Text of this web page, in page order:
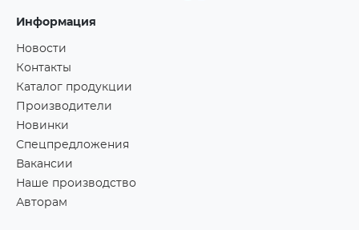
Информация
Новости
Контакты
Каталог продукции
Производители
Новинки
Спецпредложения
Вакансии
Наше производство
Авторам